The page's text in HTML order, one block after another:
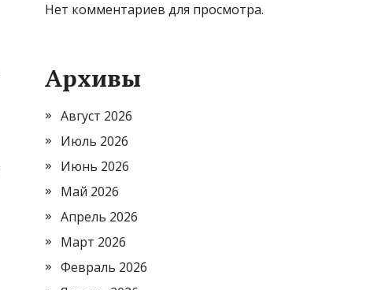
Нет комментариев для просмотра.
Архивы
Август 2026
Июль 2026
Июнь 2026
Май 2026
Апрель 2026
Март 2026
Февраль 2026